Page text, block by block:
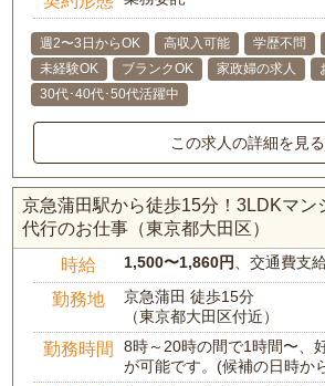
週2〜3日からOK 高収入可能 学歴不問
未経験OK
ブランクOK 家政婦の求人
30代･40代･50代活躍中
この求人の詳細を見る
京急蒲田駅から徒歩15分！3LDKマン
代行のお仕事（東京都大田区）
時給 1,500〜1,860円 、交通費支
勤務地
京急蒲田 徒歩15分
（東京都大田区付近）
勤務時間
8時～20時の間で1時間〜、
が可能です。(候補の日時か